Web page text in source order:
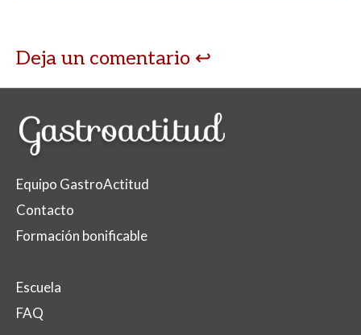
Deja un comentario
Equipo GastroActitud
Contacto
Formación bonificable
Escuela
FAQ